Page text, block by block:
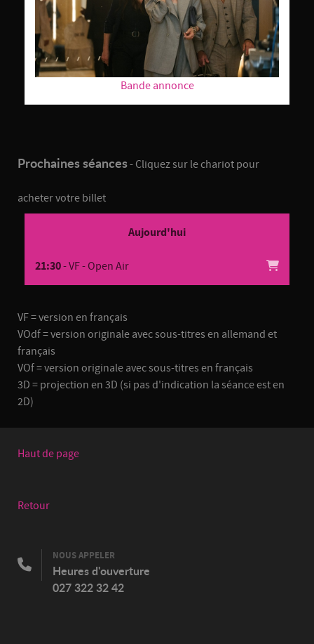
Bande annonce
Prochaines séances- Cliquez sur le chariot pour
acheter votre billet
Aujourd'hui
21:30- VF - Open Air
VF = version en français
VOdf = version originale avec sous-titres en allemand et
français
VOf = version originale avec sous-titres en français
3D = projection en 3D (si pas d'indication la séance est en
2D)
Haut de page
Retour
NOUS APPELER
Heures d'ouverture
027 322 32 42